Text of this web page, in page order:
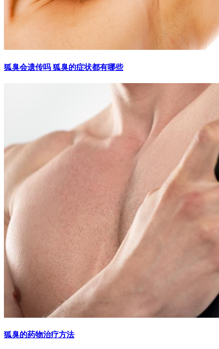
狐臭会遗传吗 狐臭的症状都有哪些
狐臭的药物治疗方法